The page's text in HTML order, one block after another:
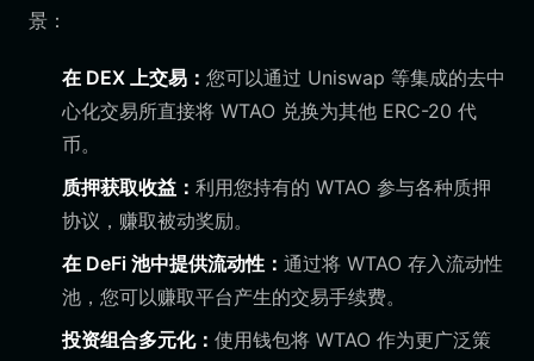
景：
在 DEX 上交易： 您可以通过 Uniswap 等集成的去中
心化交易所直接将 WTAO 兑换为其他 ERC-20 代
币。
质押获取收益： 利用您持有的 WTAO 参与各种质押
协议，赚取被动奖励。
在 DeFi 池中提供流动性： 通过将 WTAO 存入流动性
池，您可以赚取平台产生的交易手续费。
投资组合多元化： 使用钱包将 WTAO 作为更广泛策